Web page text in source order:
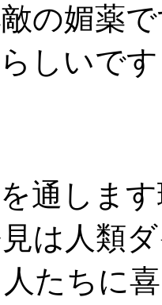
の媚薬
しいで
通しま
は人類
たちに